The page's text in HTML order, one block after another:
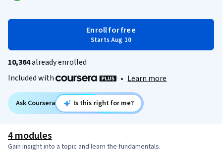
Enroll for free
Starts Aug 10
10,364already enrolled
Included with
• Learn more
Ask Coursera Is this right for me?
4 modules
Gain insight into a topic and learn the fundamentals.